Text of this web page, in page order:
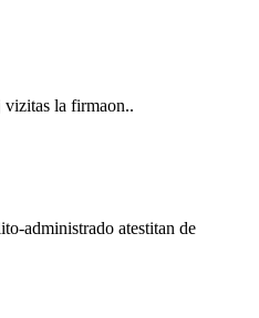
la firmaon..
administrado atestitan de